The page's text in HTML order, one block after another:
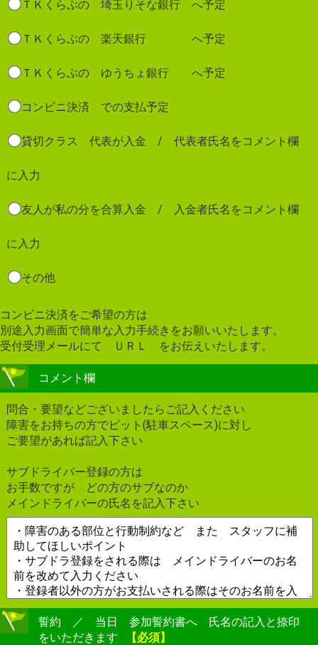
ＴＫくらぶの 埼玉りそな銀行 へ予定
ＴＫくらぶの 楽天銀行 へ予定
ＴＫくらぶの ゆうちょ銀行 へ予定
コンビニ決済 での支払予定
貸切クラス 代表が入金 / 代表者氏名をコメント欄
に入力
友人が私の分を合算入金 / 入金者氏名をコメント欄
に入力
その他
コンビニ決済をご希望の方は
別途入力画面で簡単な入力手続きをお願いいたします。
受付受理メールにて ＵＲＬ をお伝えいたします。
コメント欄
問合・要望などございましたらご記入ください
障害をお持ちの方でピット(駐車スペース)に対し
ご要望があれば記入下さい
サブドライバー登録の方は
お手数ですが どの方のサブなのか
メインドライバーの氏名を記入下さい
誓約 ／ 当日 参加誓約書へ 氏名の記入と捺印
をいただきます
【必須】